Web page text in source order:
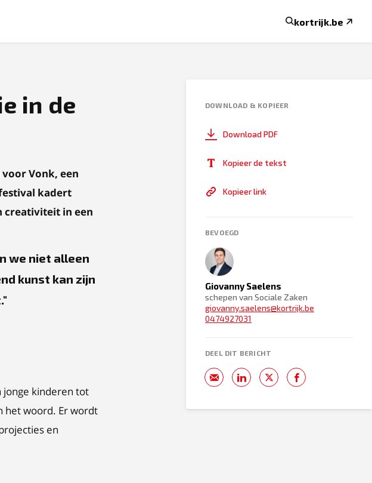
kortrijk.be
in de
Vonk, een
kadert
creativiteit in een
we niet alleen
kunst kan zijn
jonge kinderen tot
het woord. Er wordt
en
DOWNLOAD & KOPIEER
Download PDF
Kopieer de tekst
Kopieer link
BEVOEGD
Giovanny Saelens
schepen van Sociale Zaken
giovanny.saelens@kortrijk.be
0474927031
DEEL DIT BERICHT